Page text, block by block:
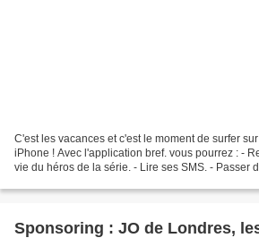
C'est les vacances et c'est le moment de surfer
iPhone ! Avec l'application bref. vous pourrez : -
vie du héros de la série. - Lire ses SMS. - Passer
Sponsoring : JO de Londres,